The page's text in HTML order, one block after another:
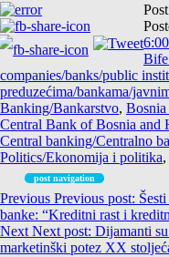
6:00
companies/banks/public
preduzećima/bankama/
Banking/Bankarstvo,
Central Bank of Bosnia and
Central banking/Centralno
Politics/Ekonomija i politika,
post navigation
Previous Previous post:
banke: “Kreditni rast i
Next Next post: Dijamanti
marketinški potez XX